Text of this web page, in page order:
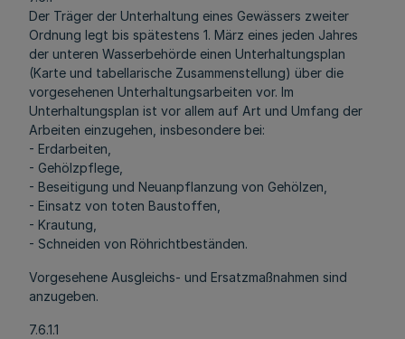
Der Träger der Unterhaltung eines Gewässers zweiter
Ordnung legt bis spätestens 1. März eines jeden Jahres
der unteren Wasserbehörde einen Unterhaltungsplan
(Karte und tabellarische Zusammenstellung) über die
vorgesehenen Unterhaltungsarbeiten vor. Im
Unterhaltungsplan ist vor allem auf Art und Umfang der
Arbeiten einzugehen, insbesondere bei:
- Erdarbeiten,
- Gehölzpflege,
- Beseitigung und Neuanpflanzung von Gehölzen,
- Einsatz von toten Baustoffen,
- Krautung,
- Schneiden von Röhrichtbeständen.
Vorgesehene Ausgleichs- und Ersatzmaßnahmen sind
anzugeben.
7.6.1.1